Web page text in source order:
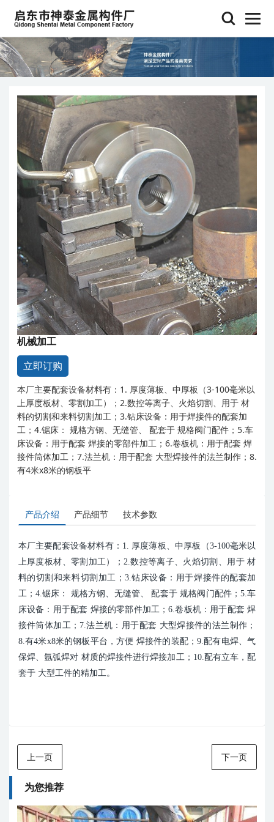
机械加工
立即订购
本厂主要配套设备材料有：1. 厚度薄板、中厚板（3-100毫米以
上厚度板材、零割加工）；2.数控等离子、火焰切割、用于 材
料的切割和来料切割加工；3.钻床设备：用于焊接件的配套加
工；4.锯床： 规格方钢、无缝管、 配套于 规格阀门配件；5.车
床设备：用于配套 焊接的零部件加工；6.卷板机：用于配套 焊
接件筒体加工；7.法兰机：用于配套 大型焊接件的法兰制作；8.
有4米x8米的钢板平
产品介绍 产品细节 技术参数
本厂主要配套设备材料有：1. 厚度薄板、中厚板（3-100毫米以
上厚度板材、零割加工）；2.数控等离子、火焰切割、用于 材
料的切割和来料切割加工；3.钻床设备：用于焊接件的配套加
工；4.锯床： 规格方钢、无缝管、 配套于 规格阀门配件；5.车
床设备：用于配套 焊接的零部件加工；6.卷板机：用于配套 焊
接件筒体加工；7.法兰机：用于配套 大型焊接件的法兰制作；
8.有4米x8米的钢板平台，方便 焊接件的装配；9.配有电焊、气
保焊、氩弧焊对 材质的焊接件进行焊接加工；10.配有立车，配
套于 大型工件的精加工。
上一页 下一页
为您推荐